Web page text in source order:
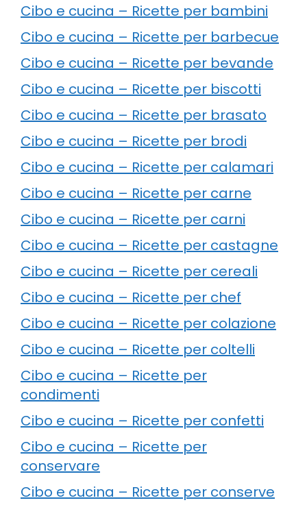
Cibo e cucina – Ricette per bambini
Cibo e cucina – Ricette per barbecue
Cibo e cucina – Ricette per bevande
Cibo e cucina – Ricette per biscotti
Cibo e cucina – Ricette per brasato
Cibo e cucina – Ricette per brodi
Cibo e cucina – Ricette per calamari
Cibo e cucina – Ricette per carne
Cibo e cucina – Ricette per carni
Cibo e cucina – Ricette per castagne
Cibo e cucina – Ricette per cereali
Cibo e cucina – Ricette per chef
Cibo e cucina – Ricette per colazione
Cibo e cucina – Ricette per coltelli
Cibo e cucina – Ricette per
condimenti
Cibo e cucina – Ricette per confetti
Cibo e cucina – Ricette per
conservare
Cibo e cucina – Ricette per conserve